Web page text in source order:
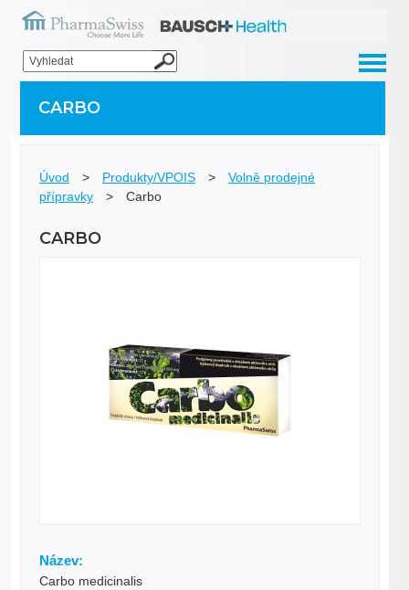
CARBO
Úvod > Produkty/VPOIS >
Volně prodejné
přípravky
> Carbo
CARBO
Název:
Carbo medicinalis